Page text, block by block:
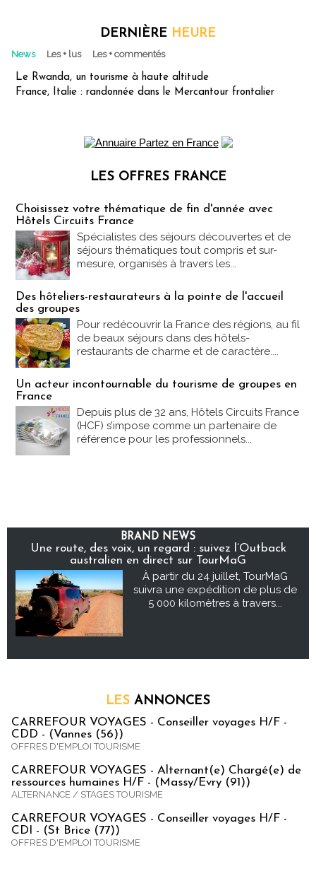
DERNIÈRE HEURE
News Les + lus Les + commentés
Le Rwanda, un tourisme à haute altitude
France, Italie : randonnée dans le Mercantour frontalier
LES OFFRES FRANCE
Choisissez votre thématique de fin d'année avec
Hôtels Circuits France
Spécialistes des séjours découvertes et de
séjours thématiques tout compris et sur-
mesure, organisés à travers les...
Des hôteliers-restaurateurs à la pointe de l'accueil
des groupes
Pour redécouvrir la France des régions, au fil
de beaux séjours dans des hôtels-
restaurants de charme et de caractère....
Un acteur incontournable du tourisme de groupes en
France
Depuis plus de 32 ans, Hôtels Circuits France
(HCF) s’impose comme un partenaire de
référence pour les professionnels...
BRAND NEWS
Une route, des voix, un regard : suivez l’Outback
australien en direct sur TourMaG
À partir du 24 juillet, TourMaG
suivra une expédition de plus de
5 000 kilomètres à travers...
LES ANNONCES
CARREFOUR VOYAGES - Conseiller voyages H/F -
CDD - (Vannes (56))
OFFRES D'EMPLOI TOURISME
CARREFOUR VOYAGES - Alternant(e) Chargé(e) de
ressources humaines H/F - (Massy/Evry (91))
ALTERNANCE / STAGES TOURISME
CARREFOUR VOYAGES - Conseiller voyages H/F -
CDI - (St Brice (77))
OFFRES D'EMPLOI TOURISME